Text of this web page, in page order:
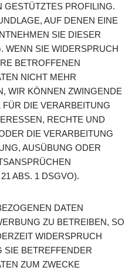
PROFILING.
AUF DENEN EINE
SIE DIESER
WENN SIE WIDERSPRUCH
BETROFFENEN
NICHT MEHR
WIR KÖNNEN ZWINGENDE
DIE VERARBEITUNG
RECHTE UND
DIE VERARBEITUNG
AUSÜBUNG ODER
ABS. 1 DSGVO).
DATEN
ZU BETREIBEN, SO
WIDERSPRUCH
SIE BETREFFENDER
ZUM ZWECKE